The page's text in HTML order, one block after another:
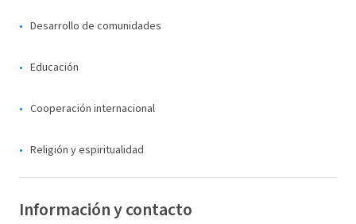
Desarrollo de comunidades
Educación
Cooperación internacional
Religión y espiritualidad
Información y contacto